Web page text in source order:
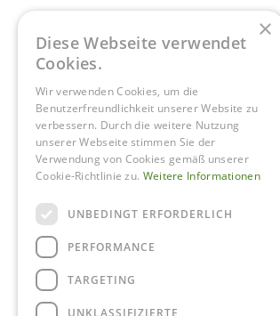
×
Diese Webseite verwendet
Cookies.
Wir verwenden Cookies, um die
Benutzerfreundlichkeit unserer Website zu
verbessern. Durch die weitere Nutzung
unserer Webseite stimmen Sie der
Verwendung von Cookies gemäß unserer
Cookie-Richtlinie zu. Weitere Informationen
UNBEDINGT ERFORDERLICH
PERFORMANCE
TARGETING
UNKLASSIFIZIERTE